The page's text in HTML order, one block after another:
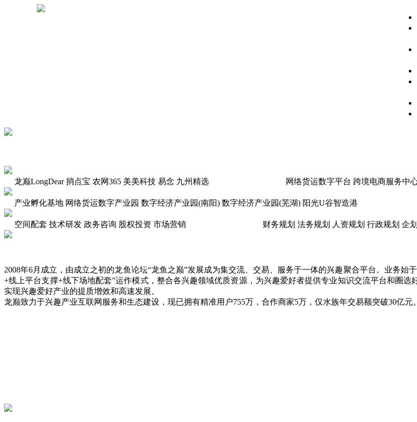
龙巅LongDear 捎点宝 农网365 美美科技 易念 九州精选 网络货运数字平台 跨境电商服务中
产业孵化基地 网络货运数字产业园 数字经济产业园(南阳) 数字经济产业园(芜湖) 阳光U谷智造港
空间配套 技术研发 政务咨询 股权投资 市场营销 财务规划 法务规划 人资规划 行政规划 企
2008年6月成立，由成立之初的龙鱼论坛“龙鱼之巅”发展成为集交流、交易、服务于一体的兴趣聚合平台。业务
+线上平台支撑+线下场地配套”运作模式，整合各兴趣领域优质资源，为兴趣爱好者提供专业知识交流平台和圈
实现兴趣爱好产业的提质增效和高速发展。
龙巅致力于兴趣产业互联网服务和生态建设，现已拥有精准用户755万，合作商家5万，仅水族年交易额突破30亿